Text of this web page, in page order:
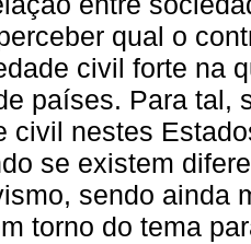
qual o
civil forte na
países. Para tal,
civil nestes
se existem
sendo ainda
torno do tema